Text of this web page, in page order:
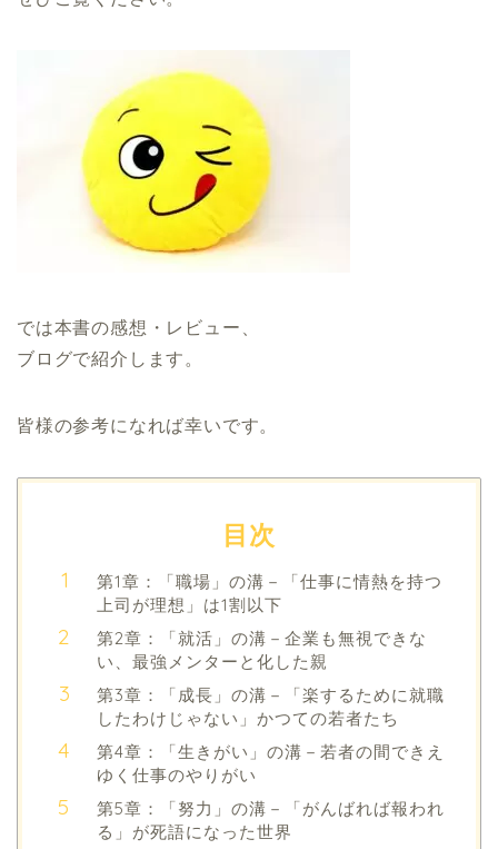
では本書の感想・レビュー、
ブログで紹介します。
皆様の参考になれば幸いです。
目次
第1章：「職場」の溝－「仕事に情熱を持つ
上司が理想」は1割以下
第2章：「就活」の溝－企業も無視できな
い、最強メンターと化した親
第3章：「成長」の溝－「楽するために就職
したわけじゃない」かつての若者たち
第4章：「生きがい」の溝－若者の間できえ
ゆく仕事のやりがい
第5章：「努力」の溝－「がんばれば報われ
る」が死語になった世界